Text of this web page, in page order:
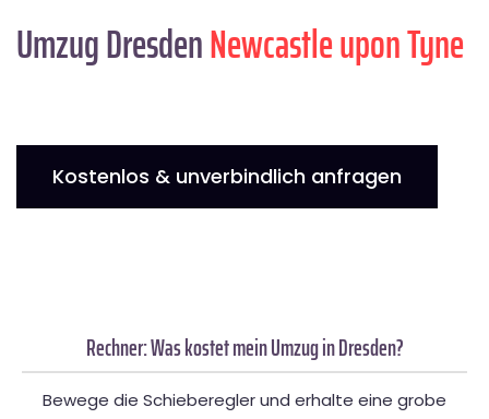
Umzug DresdenNewcastle upon Tyne
Kostenlos & unverbindlich anfragen
Rechner: Was kostet mein Umzug in Dresden?
Bewege die Schieberegler und erhalte eine grobe